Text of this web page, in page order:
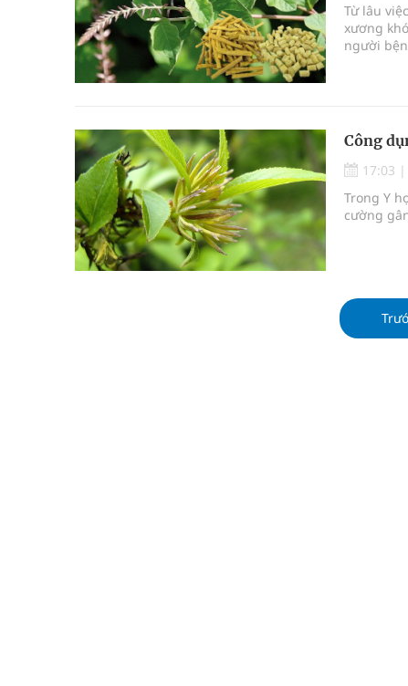
Từ lâu
xương
người
Công
17:03 |
Trong Y
cường